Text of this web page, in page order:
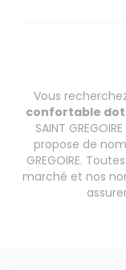
Vous
confortable
SAINT
propose de
GREGOIRE.
marché et nos